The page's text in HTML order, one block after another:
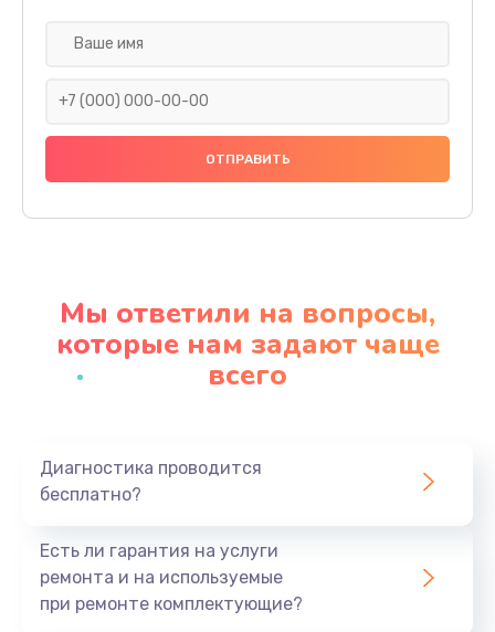
Ремонт подсветки
1200 руб.
Заказать
Замена видеочипа
Ремонт разъема питания
Заказать
Мы ответили на вопросы,
которые нам задают чаще
всего
Диагностика проводится
бесплатно?
Есть ли гарантия на услуги
ремонта и на используемые
при ремонте комплектующие?